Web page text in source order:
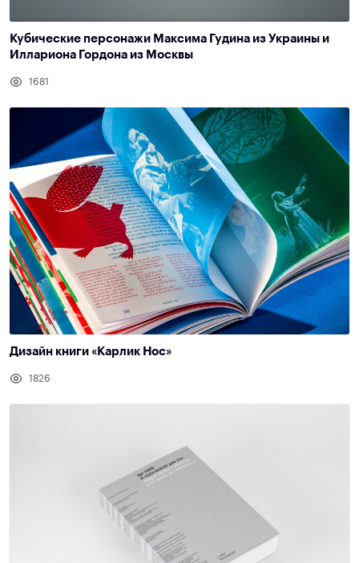
Кубические персонажи Максима Гудина из Украины и
Иллариона Гордона из Москвы
1681
Дизайн книги «Карлик Нос»
1826